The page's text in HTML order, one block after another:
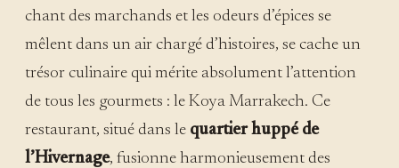
chant des marchands et les odeurs d’épices se
mêlent dans un air chargé d’histoires, se cache un
trésor culinaire qui mérite absolument l’attention
de tous les gourmets : le Koya Marrakech. Ce
restaurant, situé dans le quartier huppé de
l’Hivernage, fusionne harmonieusement des